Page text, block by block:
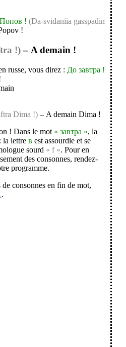
! (Da-svidaniia gasspadin
!
!)– A demain !
russe, vous direz : До завтра !
Dima !) – A demain Dima !
! Dans le mot « завтра », la
: la lettre в est assourdie et se
sourd « f ». Pour en
des consonnes, rendez-
programme.
de consonnes en fin de mot,
.